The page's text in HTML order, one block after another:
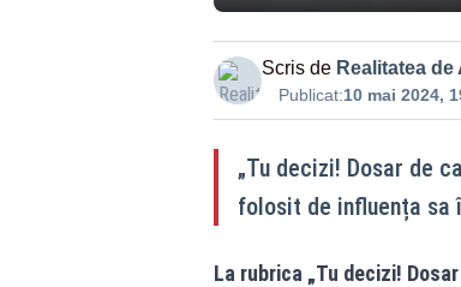
Scris de Realitatea de
Publicat:10 mai 2024,
„Tu decizi! Dosar de
folosit de influența sa
La rubrica „Tu decizi!